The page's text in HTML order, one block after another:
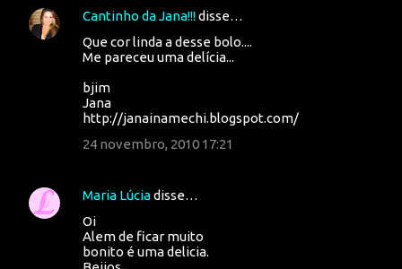
Cantinho da Jana!!!disse…
Que cor linda a desse bolo....
Me pareceu uma delícia...
bjim
Jana
http://janainamechi.blogspot.com/
24 novembro, 2010 17:21
Maria Lúciadisse…
Oi
Alem de ficar muito
bonito é uma delicia.